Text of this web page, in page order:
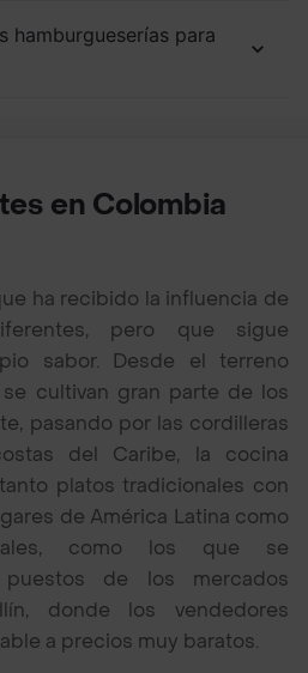
hamburgueserías para
en Colombia
ha recibido la influencia de
pero que sigue
sabor. Desde el terreno
cultivan gran parte de los
pasando por las cordilleras
del Caribe, la cocina
platos tradicionales con
de América Latina como
como los que se
de los mercados
donde los vendedores
a precios muy baratos.